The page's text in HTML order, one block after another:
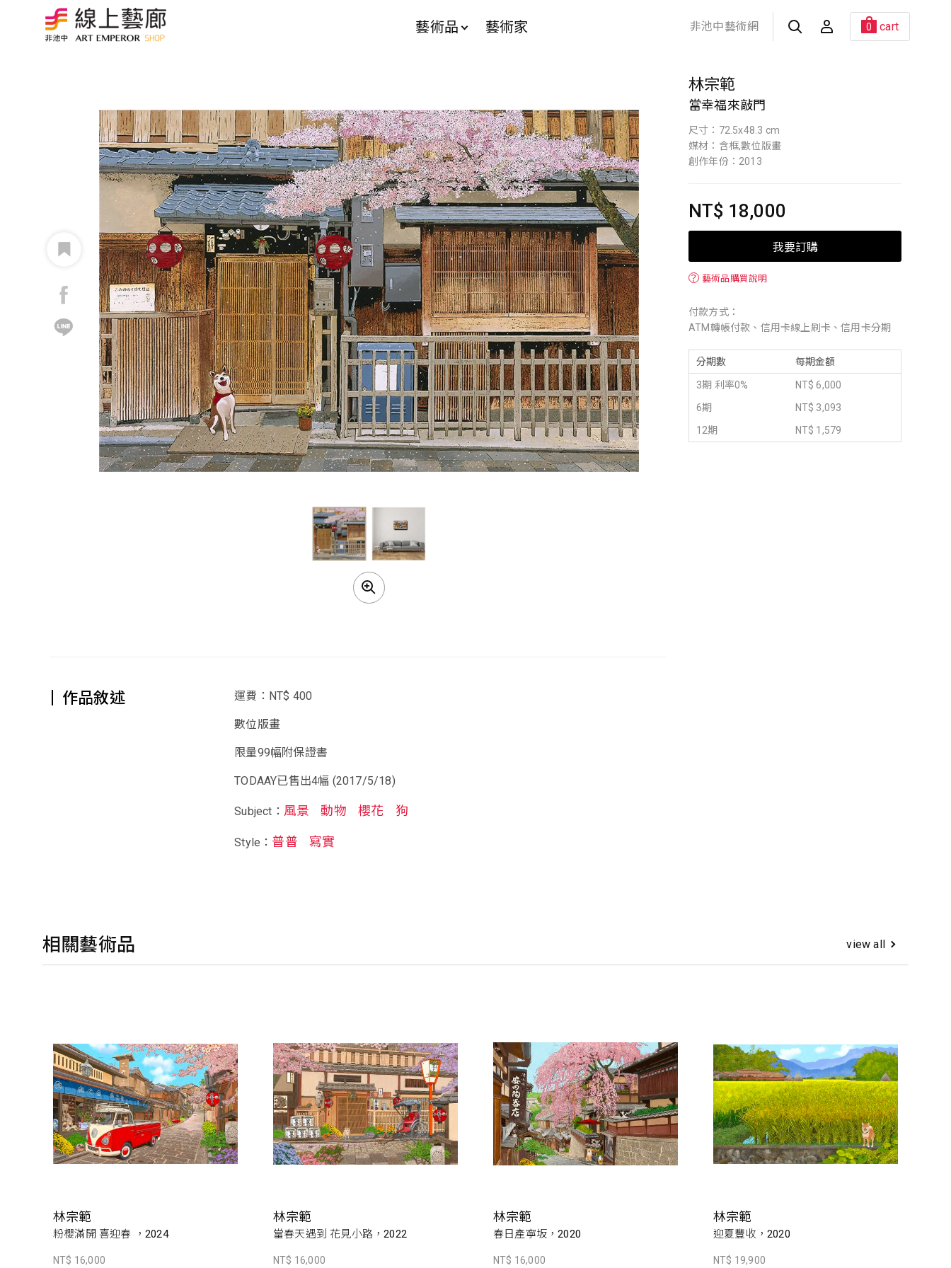
藝術品 藝術家 非池中藝術網 0 cart
林宗範
當幸福來敲門
尺寸：72.5x48.3 cm
媒材：含框,數位版畫
創作年份：2013
NT$ 18,000
我要訂購
？ 藝術品購買說明
付款方式：
ATM轉帳付款、信用卡線上刷卡、信用卡分期
分期數 每期金額
3期 利率0%
NT$ 6,000
6期
NT$ 3,093
12期
NT$ 1,579
作品敘述 運費：NT$ 400
數位版畫
限量99幅附保證書
TODAAY已售出4幅 (2017/5/18)
Subject： 風景 動物 櫻花 狗
Style： 普普 寫實
相關藝術品 view all
林宗範
粉櫻滿開 喜迎春 ，2024
NT$ 16,000
林宗範
當春天遇到 花見小路，2022
NT$ 16,000
林宗範
春日產寧坂，2020
NT$ 16,000
林宗範
迎夏豐收，2020
NT$ 19,900